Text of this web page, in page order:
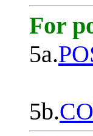
For
5a.
5b.